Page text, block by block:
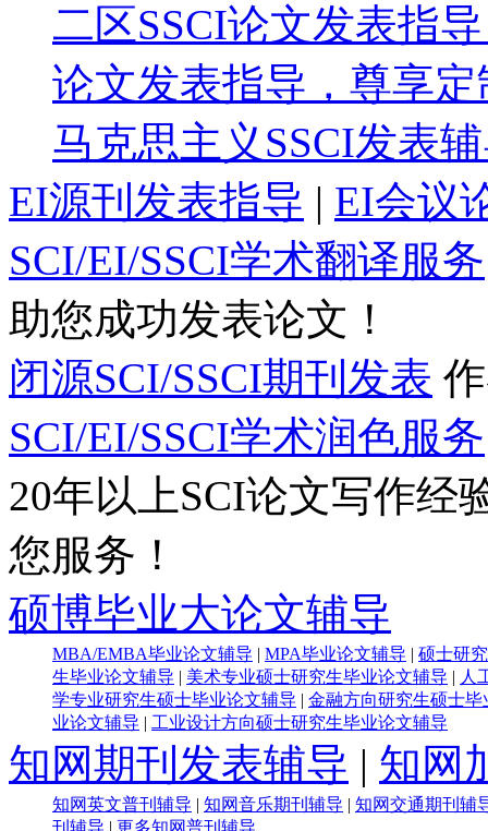
二区SSCI论文发表指
论文发表指导，尊享
马克思主义SSCI发表
EI源刊发表指导 | EI会议
SCI/EI/SSCI学术翻译服务
助您成功发表论文！
闭源SCI/SSCI期刊发表
SCI/EI/SSCI学术润色服务
20年以上SCI论文写作经
您服务！
硕博毕业大论文辅导
MBA/EMBA毕业论文辅导 MPA毕业论文辅导
硕士研
生毕业论文辅导
美术专业硕士研究生毕业论文辅导
人
学专业研究生硕士毕业论文辅导
金融方向研究生硕士毕
业论文辅导
工业设计方向硕士研究生毕业论文辅导
知网期刊发表辅导 | 知网
知网英文普刊辅导 知网音乐期刊辅导
知网交通期刊辅